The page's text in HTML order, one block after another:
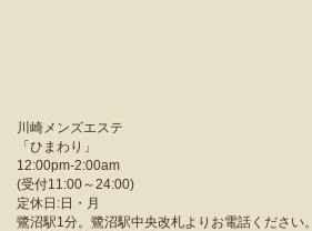
川崎メンズエステ
「ひまわり 」
12:00pm-2:00am
(受付11:00～24:00)
定休日:日・月
鷺沼駅1分。鷺沼駅中央改札よりお電話ください。